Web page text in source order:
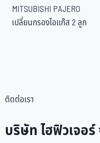
MITSUBISHI PAJERO
เปลี่ยนกรองไอแก๊ส 2 ลูก
ติดต่อเรา
บริษัท ไฮฟิวเจอร์